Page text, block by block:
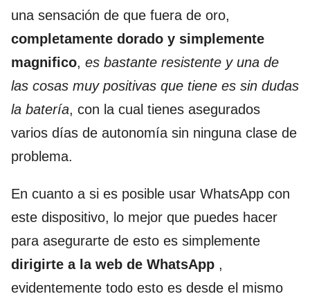
una sensación de que fuera de oro,
completamente dorado y simplemente
magnifico, es bastante resistente y una de
las cosas muy positivas que tiene es sin dudas
la batería, con la cual tienes asegurados
varios días de autonomía sin ninguna clase de
problema.
En cuanto a si es posible usar WhatsApp con
este dispositivo, lo mejor que puedes hacer
para asegurarte de esto es simplemente
dirigirte a la web de WhatsApp ,
evidentemente todo esto es desde el mismo